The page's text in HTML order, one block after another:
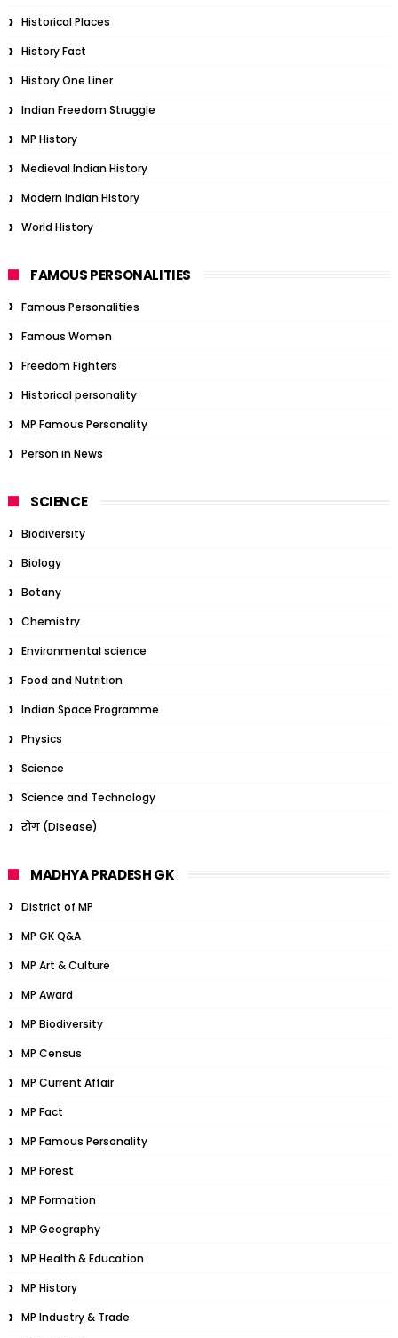
Historical Places
History Fact
History One Liner
Indian Freedom Struggle
MP History
Medieval Indian History
Modern Indian History
World History
FAMOUS PERSONALITIES
Famous Personalities
Famous Women
Freedom Fighters
Historical personality
MP Famous Personality
Person in News
SCIENCE
Biodiversity
Biology
Botany
Chemistry
Environmental science
Food and Nutrition
Indian Space Programme
Physics
Science
Science and Technology
रोग (Disease)
MADHYA PRADESH GK
District of MP
MP GK Q&A
MP Art & Culture
MP Award
MP Biodiversity
MP Census
MP Current Affair
MP Fact
MP Famous Personality
MP Forest
MP Formation
MP Geography
MP Health & Education
MP History
MP Industry & Trade